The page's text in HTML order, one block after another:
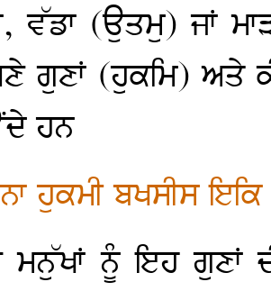
ਵੱਡਾ (ਉਤਮੁ) ਜਾਂ
ਗੁਣਾਂ (ਹੁਕਮਿ) ਅਤੇ
ਹਨ
ਹੁਕਮੀ ਬਖਸੀਸ
ਨੂੰ ਇਹ ਗੁਣਾਂ